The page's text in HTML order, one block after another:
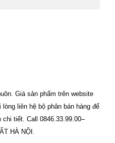
Giá sản phẩm trên website
liên hệ bộ phân bán hàng để
tiết. Call 0846.33.99.00–
HÀ NỘI.